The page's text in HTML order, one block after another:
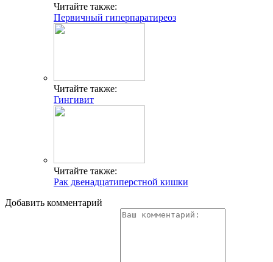
Читайте также:
Первичный гиперпаратиреоз
Читайте также:
Гингивит
Читайте также:
Рак двенадцатиперстной кишки
Добавить комментарий